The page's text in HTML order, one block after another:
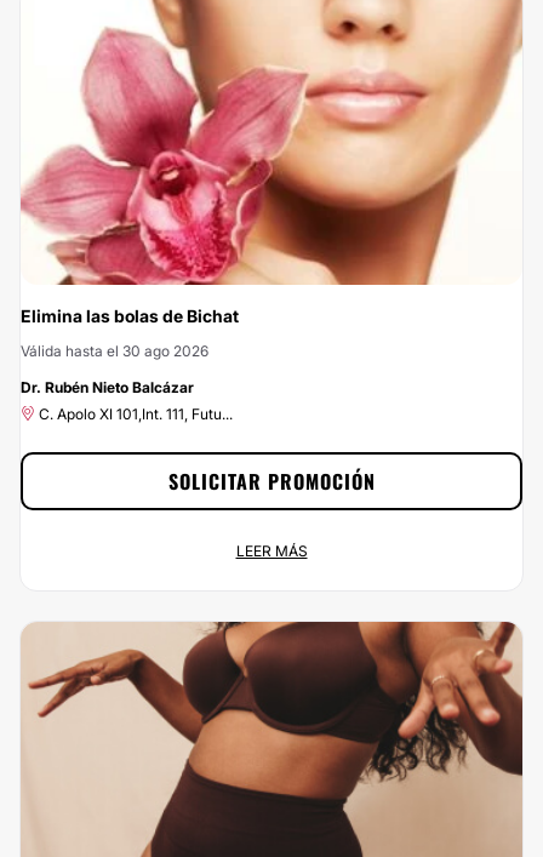
-50%
Elimina las bolas de Bichat
Válida hasta el 30 ago 2026
Dr. Rubén Nieto Balcázar
C. Apolo XI 101,Int. 111, Futu...
¿Qué te parece 25% de descuento en bichectomia (retirar grasa de mejillas)
con lo cual lograrás perfilar tu rostro logrando armonía? Es un procedimiento
ambulatorio realizado con anestesia local. Pregunta tus dudas y solicita una
cita para que aproveches esta promoción.
SOLICITAR PROMOCIÓN
LEER MÁS